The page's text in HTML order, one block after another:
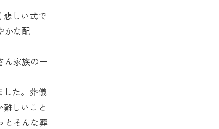
悲しい式で
かな配
ん家族の一
した。葬儀
しいこと
とそんな葬